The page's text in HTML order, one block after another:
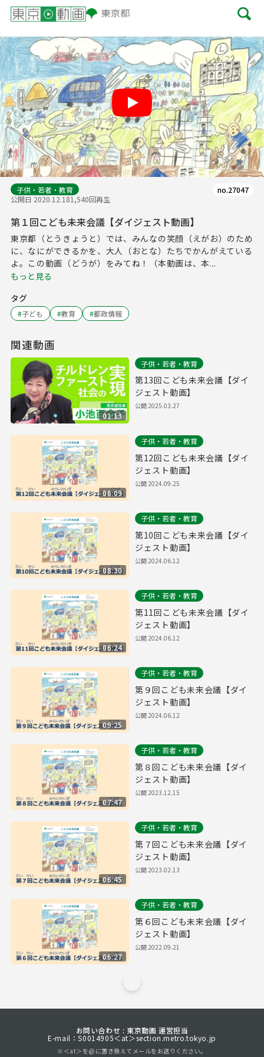
Play
子供・若者・教育
公開日 2020.12.181,540回再生
no.27047
第１回こども未来会議【ダイジェスト動画】
東京都（とうきょうと）では、みんなの笑顔（えがお）のため
に、なにができるかを、大人（おとな）たちでかんがえている
よ。この動画（どうが）をみてね！（本動画は、本...
もっと見る
タグ
#子ども #教育 #都政情報
関連動画
01:13
子供・若者・教育
第13回こども未来会議【ダイ
ジェスト動画】
公開2025.03.27
06:09
子供・若者・教育
第12回こども未来会議【ダイ
ジェスト動画】
公開2024.09.25
08:30
子供・若者・教育
第10回こども未来会議【ダイ
ジェスト動画】
公開2024.06.12
06:24
子供・若者・教育
第11回こども未来会議【ダイ
ジェスト動画】
公開2024.06.12
09:25
子供・若者・教育
第９回こども未来会議【ダイ
ジェスト動画】
公開2024.06.12
07:47
子供・若者・教育
第８回こども未来会議【ダイ
ジェスト動画】
公開2023.12.15
06:45
子供・若者・教育
第７回こども未来会議【ダイ
ジェスト動画】
公開2023.02.13
06:27
子供・若者・教育
第６回こども未来会議【ダイ
ジェスト動画】
公開2022.09.21
お問い合わせ : 東京動画 運営担当
E-mail：S0014905＜at＞section.metro.tokyo.jp
※＜at＞を@に置き換えてメールをお送りください。